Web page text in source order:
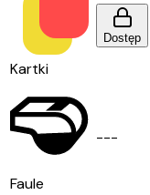
Kartki
Dostęp
Faule
---